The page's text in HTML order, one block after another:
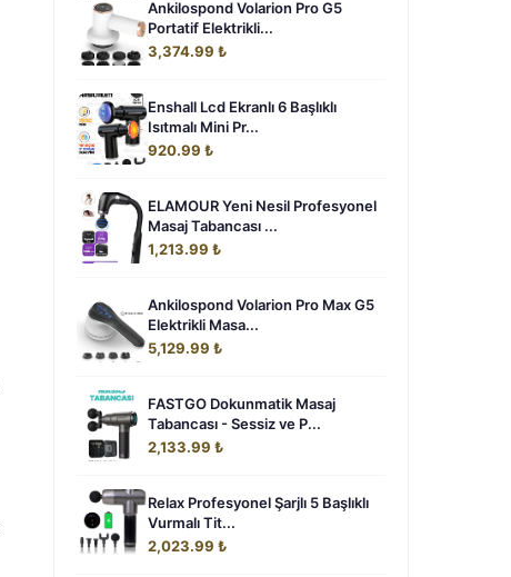
Ankilospond Volarion Pro G5
Portatif Elektrikli...
3,374.99 ₺
Enshall Lcd Ekranlı 6 Başlıklı
Isıtmalı Mini Pr...
920.99 ₺
ELAMOUR Yeni Nesil Profesyonel
Masaj Tabancası ...
1,213.99 ₺
Ankilospond Volarion Pro Max G5
Elektrikli Masa...
5,129.99 ₺
FASTGO Dokunmatik Masaj
Tabancası - Sessiz ve P...
2,133.99 ₺
Relax Profesyonel Şarjlı 5 Başlıklı
Vurmalı Tit...
2,023.99 ₺